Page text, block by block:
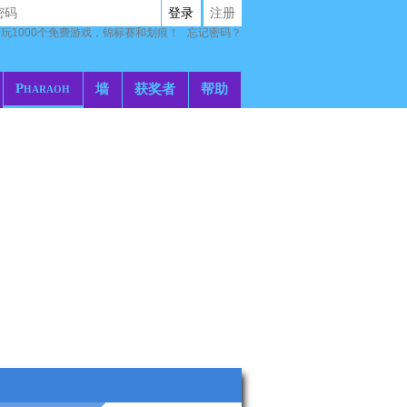
Pharaoh 墙 获奖者 帮助
登录 注册
1000个免费游戏，锦标赛和划痕！ 忘记密码？